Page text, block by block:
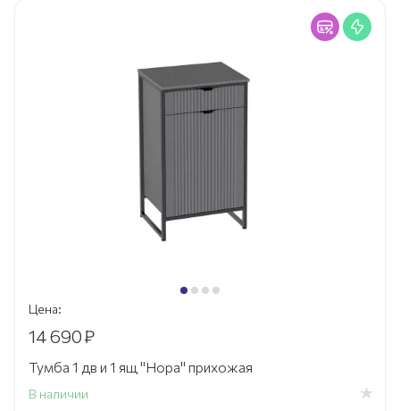
Цена:
14 690₽
Тумба 1 дв и 1 ящ "Нора" прихожая
В наличии